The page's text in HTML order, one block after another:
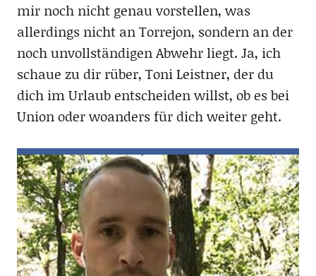
mir noch nicht genau vorstellen, was
allerdings nicht an Torrejon, sondern an der
noch unvollständigen Abwehr liegt. Ja, ich
schaue zu dir rüber, Toni Leistner, der du
dich im Urlaub entscheiden willst, ob es bei
Union oder woanders für dich weiter geht.